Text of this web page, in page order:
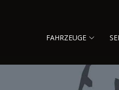
FAHRZEUGE